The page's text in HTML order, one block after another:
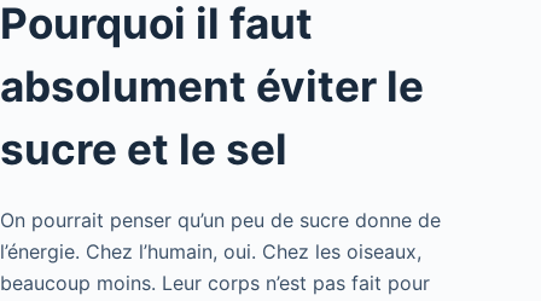
Pourquoi il faut
absolument éviter le
sucre et le sel
On pourrait penser qu’un peu de sucre donne de
l’énergie. Chez l’humain, oui. Chez les oiseaux,
beaucoup moins. Leur corps n’est pas fait pour